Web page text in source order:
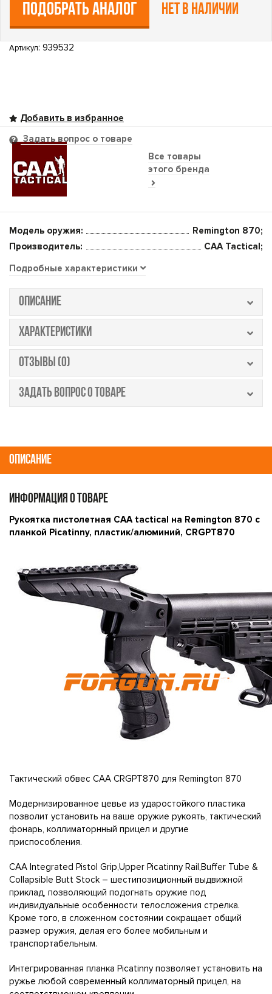
ПОДОБРАТЬ АНАЛОГ Нет в наличии
Артикул: 939532
Все товары
этого бренда
Задать вопрос о товаре
Модель оружия:
Remington 870;
Производитель:
CAA Tactical;
Подробные характеристики
ОПИСАНИЕ
ХАРАКТЕРИСТИКИ
ОТЗЫВЫ (0)
ЗАДАТЬ ВОПРОС О ТОВАРЕ
ОПИСАНИЕ
ИНФОРМАЦИЯ О ТОВАРЕ
Рукоятка пистолетная CAA tactical на Remington 870 с
планкой Picatinny, пластик/алюминий, CRGPT870
Тактический обвес CAA CRGPT870 для Remington 870
Модернизированное цевье из ударостойкого пластика
позволит установить на ваше оружие рукоять, тактический
фонарь, коллиматорнный прицел и другие
приспособления.
CAA Integrated Pistol Grip,Upper Picatinny Rail,Buffer Tube &
Collapsible Butt Stock – шестипозиционный выдвижной
приклад, позволяющий подогнать оружие под
индивидуальные особенности телосложения стрелка.
Кроме того, в сложенном состоянии сокращает общий
размер оружия, делая его более мобильным и
транспортабельным.
Интегрированная планка Picatinny позволяет установить на
ружье любой современный коллиматорный прицел, на